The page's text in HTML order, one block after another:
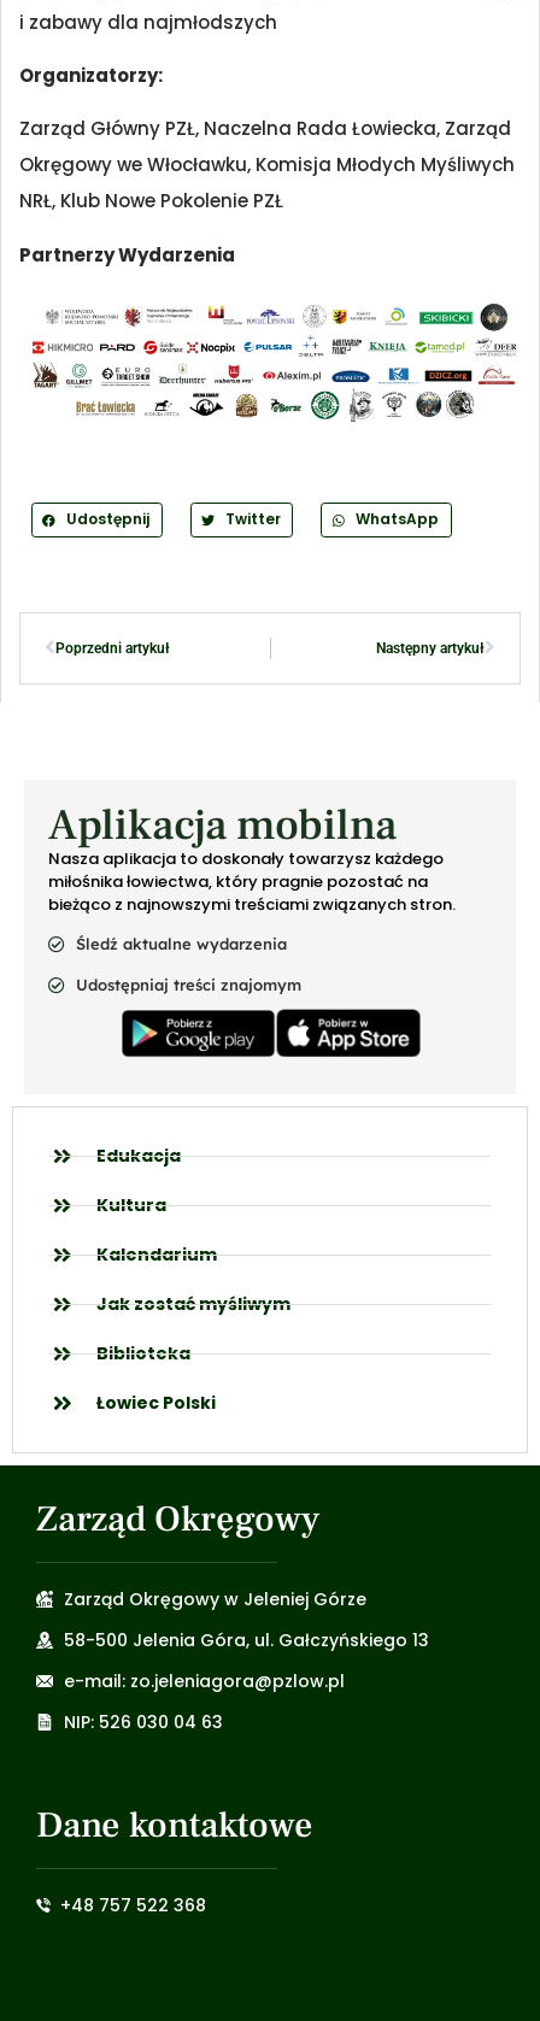
i zabawy dla najmłodszych
Organizatorzy:
Zarząd Główny PZŁ, Naczelna Rada Łowiecka, Zarząd
Okręgowy we Włocławku, Komisja Młodych Myśliwych
NRŁ, Klub Nowe Pokolenie PZŁ
Partnerzy Wydarzenia
Udostępnij Twitter WhatsApp
Poprzedni artykuł Następny artykuł
Aplikacja mobilna
Nasza aplikacja to doskonały towarzysz każdego
miłośnika łowiectwa, który pragnie pozostać na
bieżąco z najnowszymi treściami związanych stron.
Śledź aktualne wydarzenia
Udostępniaj treści znajomym
Edukacja
Kultura
Kalendarium
Jak zostać myśliwym
Biblioteka
Łowiec Polski
Zarząd Okręgowy
Zarząd Okręgowy w Jeleniej Górze
58-500 Jelenia Góra, ul. Gałczyńskiego 13
e-mail: zo.jeleniagora@pzlow.pl
NIP: 526 030 04 63
Dane kontaktowe
+48 757 522 368